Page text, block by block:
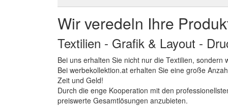
Wir veredeln Ihre
Textilien - Grafik & Layout -
Bei uns erhalten Sie nicht nur die Textilien,
Bei werbekollektion.at erhalten Sie eine große
Zeit und Geld!
Durch die enge Kooperation mit den
preiswerte Gesamtlösungen anzubieten.